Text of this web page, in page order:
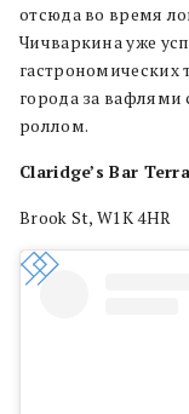
отсюда во время
Чичваркина уже
гастрономических
города за
роллом.
Claridge’s Bar
Brook St, W1K 4HR